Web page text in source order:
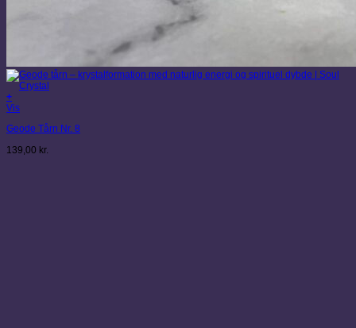
+
Vis
Geode Tårn Nr. 8
139,00 kr.